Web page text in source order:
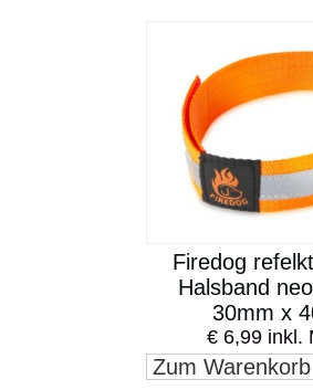
Firedog
Halsband
30mm x
€ 6,99 inkl.
Zum